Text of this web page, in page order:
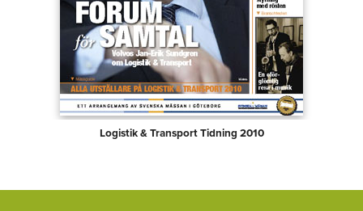
Logistik & Transport Tidning 2010